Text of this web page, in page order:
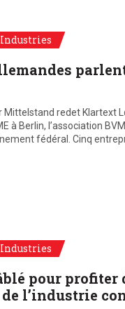
Industries
Mittelstand redet Klartext
à Berlin, l’association
fédéral. Cinq
Industries
pour profiter
l’industrie